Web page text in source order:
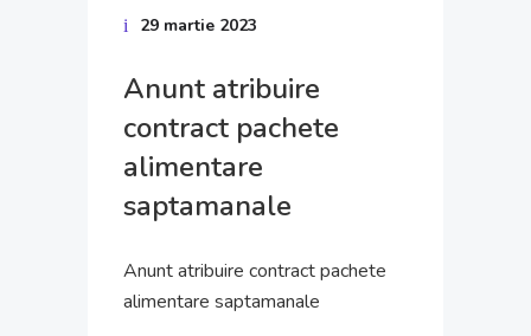
29 martie 2023
Anunt atribuire
contract pachete
alimentare
saptamanale
Anunt atribuire contract pachete
alimentare saptamanale